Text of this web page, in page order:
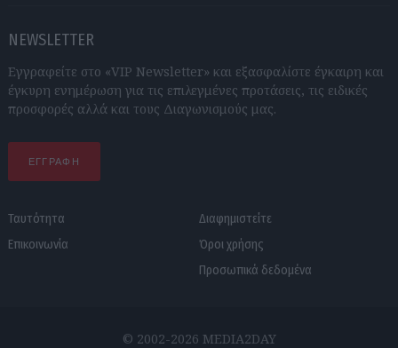
NEWSLETTER
Εγγραφείτε στο «VIP Newsletter» και εξασφαλίστε έγκαιρη και
έγκυρη ενημέρωση για τις επιλεγμένες προτάσεις, τις ειδικές
προσφορές αλλά και τους Διαγωνισμούς μας.
ΕΓΓΡΑΦΗ
Ταυτότητα
Επικοινωνία
Διαφημιστείτε
Όροι χρήσης
Προσωπικά δεδομένα
© 2002-2026 MEDIA2DAY